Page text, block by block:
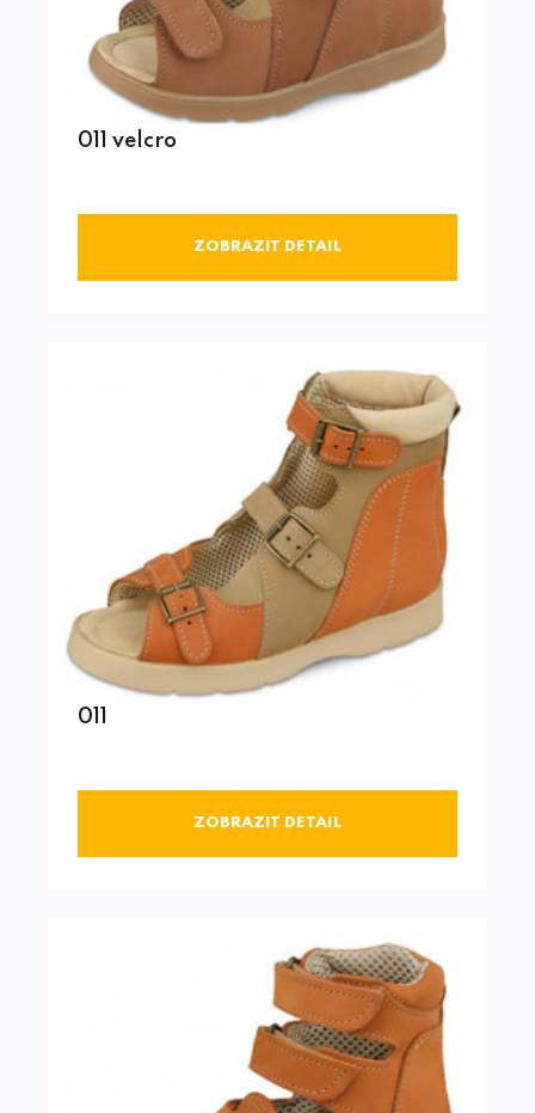
011 velcro
ZOBRAZIT DETAIL
011
ZOBRAZIT DETAIL